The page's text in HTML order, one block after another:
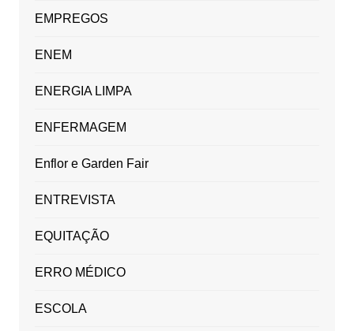
EMPREGOS
ENEM
ENERGIA LIMPA
ENFERMAGEM
Enflor e Garden Fair
ENTREVISTA
EQUITAÇÃO
ERRO MÉDICO
ESCOLA